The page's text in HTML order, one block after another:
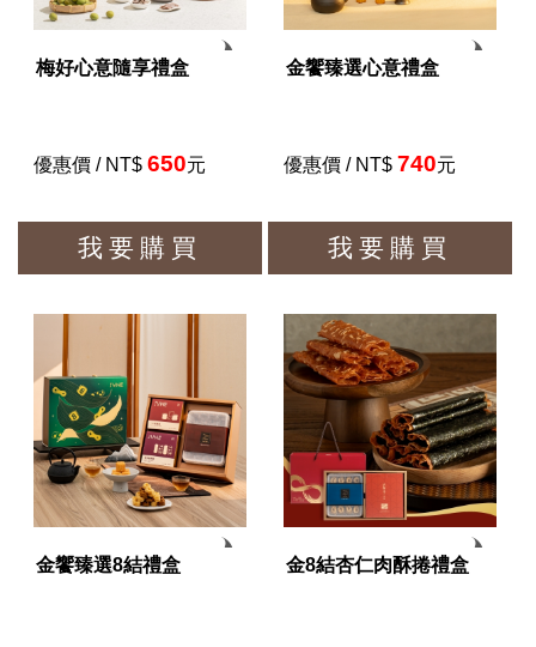
梅好心意隨享禮盒
優惠價 / NT$ 650元
我要購買
金饗臻選心意禮盒
優惠價 / NT$ 740元
我要購買
金饗臻選8結禮盒 金8結杏仁肉酥捲禮盒